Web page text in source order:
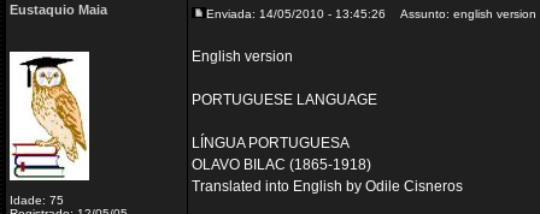
Eustaquio Maia
Idade: 75
Enviada: 14/05/2010 - 13:45:26 Assunto: english version
English version
PORTUGUESE LANGUAGE
LÍNGUA PORTUGUESA
OLAVO BILAC (1865-1918)
Translated into English by Odile Cisneros